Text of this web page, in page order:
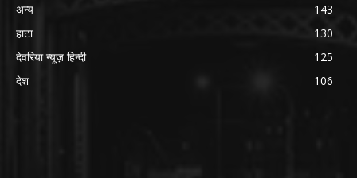
अन्य
143
हाटा
130
देवरिया न्यूज़ हिन्दी
125
देश
106